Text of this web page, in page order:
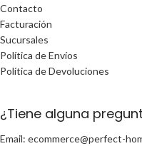
Contacto
Facturación
Sucursales
Política de Envíos
Política de Devoluciones
¿Tiene alguna
Email: ecommerce@perfect-